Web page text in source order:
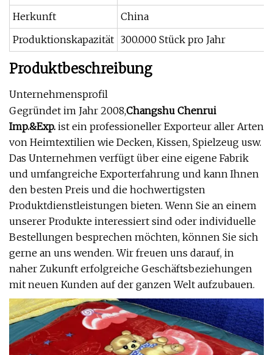
Herkunft
China
Produktionskapazität 300.000 Stück pro Jahr
Produktbeschreibung
Unternehmensprofil
Gegründet im Jahr 2008,Changshu Chenrui
Imp.&Exp. ist ein professioneller Exporteur aller Arten
von Heimtextilien wie Decken, Kissen, Spielzeug usw.
Das Unternehmen verfügt über eine eigene Fabrik
und umfangreiche Exporterfahrung und kann Ihnen
den besten Preis und die hochwertigsten
Produktdienstleistungen bieten. Wenn Sie an einem
unserer Produkte interessiert sind oder individuelle
Bestellungen besprechen möchten, können Sie sich
gerne an uns wenden. Wir freuen uns darauf, in
naher Zukunft erfolgreiche Geschäftsbeziehungen
mit neuen Kunden auf der ganzen Welt aufzubauen.